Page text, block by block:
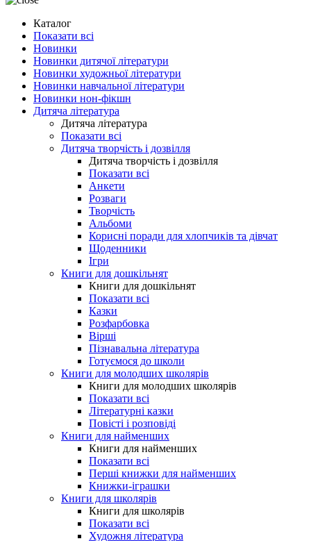
Каталог
Показати всі
Новинки
Новинки дитячої літератури
Новинки художньої літератури
Новинки навчальної літератури
Новинки нон-фікшн
Дитяча література
Дитяча література
Показати всі
Дитяча творчість і дозвілля
Дитяча творчість і дозвілля
Показати всі
Анкети
Розваги
Творчість
Альбоми
Корисні поради для хлопчиків та дівчат
Щоденники
Ігри
Книги для дошкільнят
Книги для дошкільнят
Показати всі
Казки
Розфарбовка
Вірші
Пізнавальна література
Готуємося до школи
Книги для молодших школярів
Книги для молодших школярів
Показати всі
Літературні казки
Повісті і розповіді
Книги для найменших
Книги для найменших
Показати всі
Перші книжки для найменших
Книжки-іграшки
Книги для школярів
Книги для школярів
Показати всі
Художня література